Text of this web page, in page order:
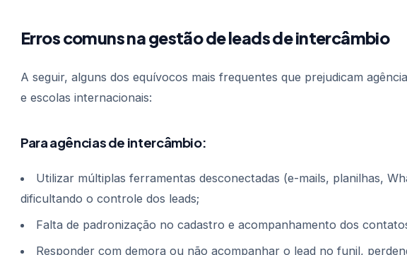
Erros comuns na gestão de leads de intercâmbio
A seguir, alguns dos equívocos mais frequentes que prejudicam
e escolas internacionais:
Para agências de intercâmbio:
Utilizar múltiplas ferramentas desconectadas (e-mails, planilhas,
dificultando o controle dos leads;
Falta de padronização no cadastro e acompanhamento dos
Responder com demora ou não acompanhar o lead no funil,